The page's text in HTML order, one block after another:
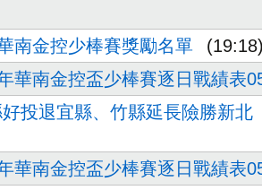
南金控少棒賽獎勵名單
華南金控盃少棒賽逐日戰績表
投退宜縣、竹縣延長險勝新
華南金控盃少棒賽逐日戰績表